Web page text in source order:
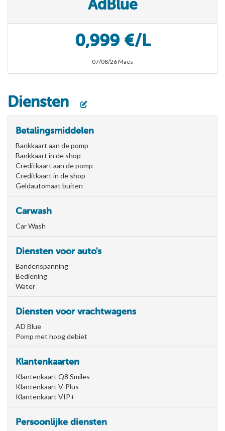
AdBlue
0,999 €/L
07/08/26 Maes
Diensten
Betalingsmiddelen
Bankkaart aan de pomp
Bankkaart in de shop
Creditkaart aan de pomp
Creditkaart in de shop
Geldautomaat buiten
Carwash
Car Wash
Diensten voor auto's
Bandenspanning
Bediening
Water
Diensten voor vrachtwagens
AD Blue
Pomp met hoog debiet
Klantenkaarten
Klantenkaart Q8 Smiles
Klantenkaart V-Plus
Klantenkaart VIP+
Persoonlijke diensten